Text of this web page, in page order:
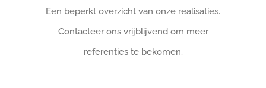
Een beperkt overzicht van onze realisaties.
Contacteer ons vrijblijvend om meer
referenties te bekomen.